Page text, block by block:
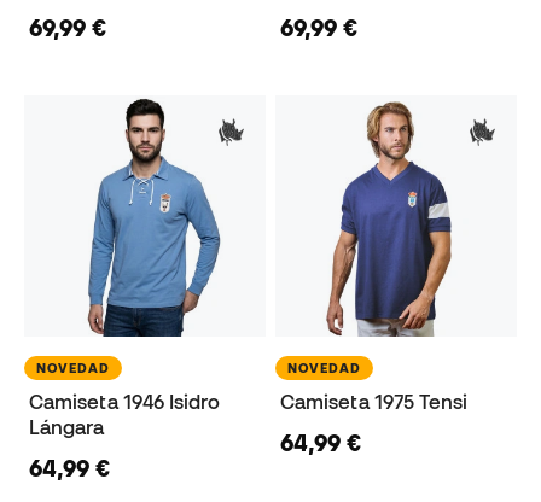
69,99 € 69,99 €
NOVEDAD
Camiseta 1946 Isidro
Lángara
64,99 €
NOVEDAD
Camiseta 1975 Tensi
64,99 €